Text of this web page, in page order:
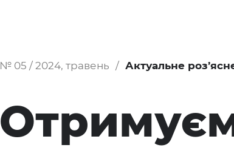
№ 05 / 2024, травень Актуальне